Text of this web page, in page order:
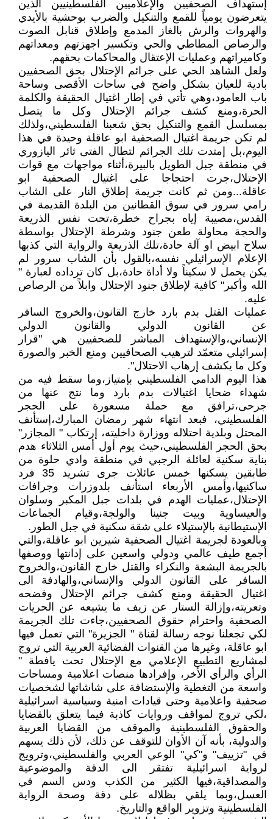
إستهداف الصحفيين والإعلاميين الفلسطينيين الذين
يتعرضون يومياً للقمع والتنكيل والضرب بوحشية بالأيدي
والهروات والرش بالغاز المدمع وإطلاق قنابل الصوت
والرصاص المطاطي والحي وتكسير اجهزتهم ومعداتهم
وكاميراتهم وعمليات الإعتقال والمحاكمات بحقهم.
ولعل الشاهد الحي على جرائم الإحتلال بحق الصحفيين
بادية للعيان بشكل واضح في ساحات الأقصى وساحة
باب العامود،وهي تأتي في إطار اغتيال الحقيقة والكلمة
الحرة،ومنع كشف جرائم الإحتلال وكل ما يتصل
بمسلسل القمع والتنكيل بحق شعبنا الفلسطيني،ولذلك
لم تكن جريمة اغتيال الصحفية ابو عاقلة وحيدة في هذا
اليوم،بل إمتدت تلك الجرائم لتطال الفتى ثائر اليازوري
في منطقة جبل الطويل بالبيرة،أثناء مواجهات مع قوات
الإحتلال،جرت احتجاجا على اغتيال الصحفية ابو
عاقلة...ومن ثم كانت جريمة إطلاق النار على الشاب
رامي سرور في سوق القطانين من البلدة القديمة في
القدس،مصيبة إياه بجراح خطرة،تحت نفس الذريعة
والحجة محاولة طعن جنود وشرطة الإحتلال بواسطة
سلاح ابيض او آلة حادة،تلك الذريعة والرواية التي كذبها
الإعلام الإسرائيلي نفسه،بالقول بأن الشاب سرور لم
يكن يحمل لا سكيناً ولا أداة حادة،بل كان ترداده لعبارة "
الله وأكبر" كافية لإطلاق جنود الإحتلال وابلاً من الرصاص
عليه.
عمليات القتل بدم بارد خارج القانون،والخروج السافر
عن القانون الدولي والقانون الدولي
الإنساني،والإستهداف المباشر للصحفيين هي "قرار
إسرائيلي متعمّد لترهيب الصحافيين ومنع الخبر والصورة
وكل ما يكشف إرهاب الاحتلال".
هذا اليوم الدامي الفلسطيني بإمتياز،وما سقط فيه من
شهداء ضحايا اغتيالات بدم بارد وما نتج عنها من
جرحى،ترافق مع حملة مسعورة على الحجر
الفلسطيني، فبعد انتهاء شهر رمضان المبارك،إستأنف
المحتل وبلدية احتلاله ووزارة داخليته، إرتكاب " المجازر"
بحق الحجر الفلسطيني،حيث يوم أول أمس الثلاثاء هدم
بناية سكنية لعائلة الرجبي في منطقة وادي حلوة من
طابقين يسكنها خمس عائلات جرى تشريد 35 فرد
ساكنيها،وأمس الأربعاء استأنف بلدوزرات وجرافات
الإحتلال،عمليات الهدم في بلدات جبل المكبر وسلوان
والعيساوية وبيت جنينا والولجة،وقيام الجماعات
الإستيطانية بالإستيلاء على شقة سكنية في جبل الطور.
وبالعودة لجريمة اغتيال الصحفية شيرين ابو عاقلة،والتي
أجمع طيف عالمي ودولي واسعين على إدانتها ووصفها
بالجريمة البشعة والنكراء والقتل خارج القانون،والخروج
السافر على القانون الدولي والإنساني،والهادفة الى
اغتيال الحقيقة ومنع كشف جرائم الإحتلال وفضحه
وتعريته،وإزالة الستار عن زيف ما يشيعه عن الحريات
الصحفية واحترام حقوق الصحفيين،جاءت تلك الجريمة
لكي تجعلنا نوجه رسالة لقناة " الجزيرة" التي تعمل فيها
ابو عاقلة، وغيرها من القنوات الفضائية العربية التي تروج
لمشاريع التطبيع الإعلامي مع الإحتلال تحت يافطة "
الرأي والرأي الأخر، وإفرادها منصات اعلامية ومساحات
واسعة من التغطية والإستضافة على شاشاتها لشخصيات
صحفية واعلامية وحتى قيادات امنية وسياسية اسرائيلية
،لكي تروج لمواقف وروايات كاذبة فيما يتعلق بالقضايا
والحقوق الفلسطينية والموقف من القضايا العربية
والدولية، بأنه آن الأوان للتوقف عن ذلك، لأن ذلك يسهم
في "تزييف" و"كي" الوعي العربي والفلسطيني،وترويج
لرواية اسرائيلية تفتقر الى الدقة والموضوعية
والمصداقية،فيها الكثير من الكذب ودس السم في
العسل،وبما يلقي بظلاله على دقة وصحة الرواية
الفلسطينية وتزوير الواقع والتاريخ.